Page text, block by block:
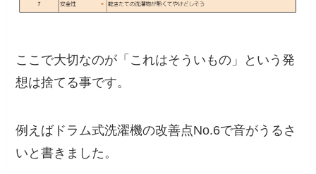
ここで大切なのが「 これはそういもの」という発
想は捨てる事です。
例えばドラム式洗濯機の改善点No.6で音がうるさ
いと書きました。